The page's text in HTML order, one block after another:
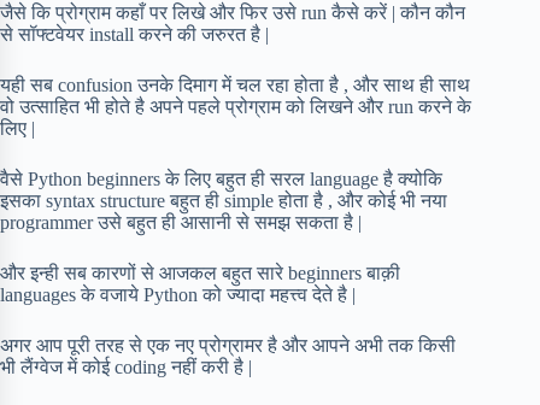
जैसे कि प्रोग्राम कहाँ पर लिखे और फिर उसे run कैसे करें | कौन कौन
से सॉफ्टवेयर install करने की जरुरत है |
यही सब confusion उनके दिमाग में चल रहा होता है , और साथ ही साथ
वो उत्साहित भी होते है अपने पहले प्रोग्राम को लिखने और run करने के
लिए |
वैसे Python beginners के लिए बहुत ही सरल language है क्योकि
इसका syntax structure बहुत ही simple होता है , और कोई भी नया
programmer उसे बहुत ही आसानी से समझ सकता है |
और इन्ही सब कारणों से आजकल बहुत सारे beginners बाक़ी
languages के वजाये Python को ज्यादा महत्त्व देते है |
अगर आप पूरी तरह से एक नए प्रोग्रामर है और आपने अभी तक किसी
भी लैंग्वेज में कोई coding नहीं करी है |